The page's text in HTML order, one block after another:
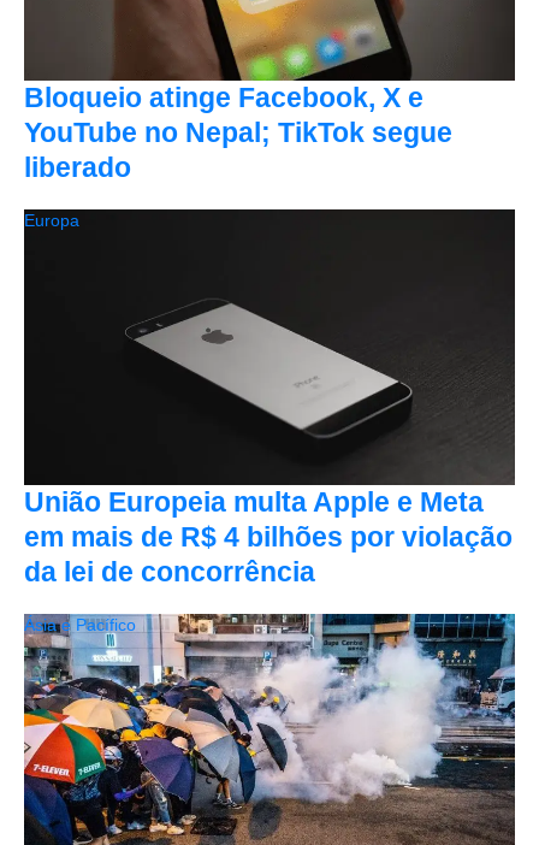
Bloqueio atinge Facebook, X e
YouTube no Nepal; TikTok segue
liberado
União Europeia multa Apple e Meta
em mais de R$ 4 bilhões por violação
da lei de concorrência
Europa
Ásia e Pacífico